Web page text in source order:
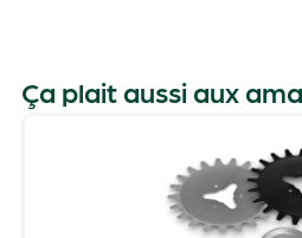
Ça plait aussi aux